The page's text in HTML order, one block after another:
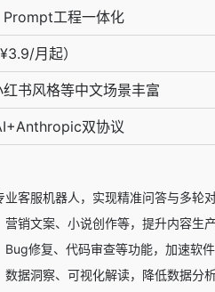
Prompt工程一体化
月起）
书风格等中文场景丰富
双协议
客服机器人，实现精准问答与多轮对
销文案、小说创作等，提升内容生产
修复、代码审查等功能，加速软件
据洞察、可视化解读，降低数据分析